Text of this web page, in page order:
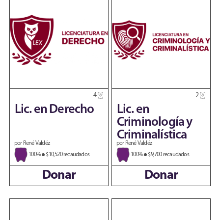
4
Lic. en Derecho
por René Valdéz
100%
$10,520 recaudados
Donar
2
Lic. en
Criminología y
Criminalística
por René Valdéz
100%
$9,700 recaudados
Donar